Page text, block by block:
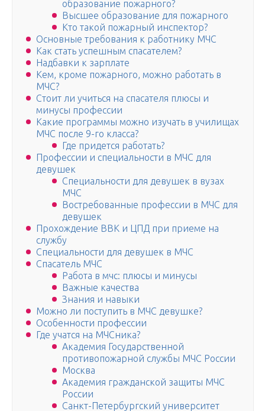
образование пожарного?
Высшее образование для пожарного
Кто такой пожарный инспектор?
Основные требования к работнику МЧС
Как стать успешным спасателем?
Надбавки к зарплате
Кем, кроме пожарного, можно работать в
МЧС?
Стоит ли учиться на спасателя плюсы и
минусы профессии
Какие программы можно изучать в училищах
МЧС после 9-го класса?
Где придется работать?
Профессии и специальности в МЧС для
девушек
Специальности для девушек в вузах
МЧС
Востребованные профессии в МЧС для
девушек
Прохождение ВВК и ЦПД при приеме на
службу
Специальности для девушек в МЧС
Спасатель МЧС
Работа в мчс: плюсы и минусы
Важные качества
Знания и навыки
Можно ли поступить в МЧС девушке?
Особенности профессии
Где учатся на МЧСника?
Академия Государственной
противопожарной службы МЧС России
Москва
Академия гражданской защиты МЧС
России
Санкт-Петербургский университет